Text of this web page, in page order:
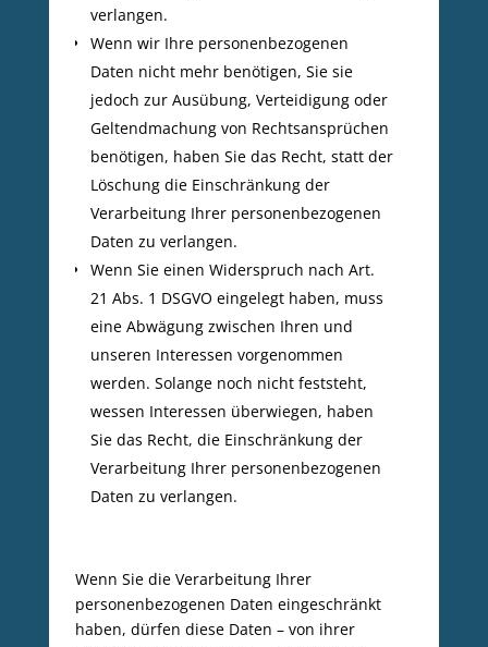
verlangen.
Wenn wir Ihre personenbezogenen
Daten nicht mehr benötigen, Sie sie
jedoch zur Ausübung, Verteidigung oder
Geltendmachung von Rechtsansprüchen
benötigen, haben Sie das Recht, statt der
Löschung die Einschränkung der
Verarbeitung Ihrer personenbezogenen
Daten zu verlangen.
Wenn Sie einen Widerspruch nach Art.
21 Abs. 1 DSGVO eingelegt haben, muss
eine Abwägung zwischen Ihren und
unseren Interessen vorgenommen
werden. Solange noch nicht feststeht,
wessen Interessen überwiegen, haben
Sie das Recht, die Einschränkung der
Verarbeitung Ihrer personenbezogenen
Daten zu verlangen.
Wenn Sie die Verarbeitung Ihrer
personenbezogenen Daten eingeschränkt
haben, dürfen diese Daten – von ihrer